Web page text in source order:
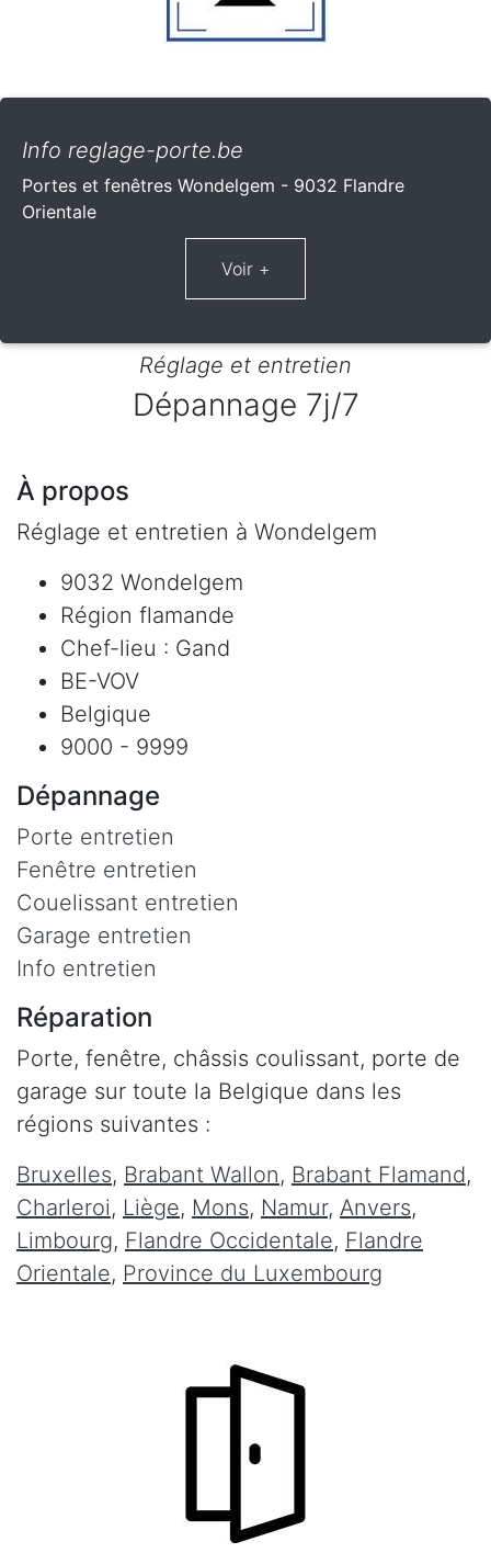
Info reglage-porte.be
Portes et fenêtres Wondelgem - 9032 Flandre
Orientale
Réglage et entretien
Dépannage 7j/7
À propos
Réglage et entretien à Wondelgem
9032 Wondelgem
Région flamande
Chef-lieu : Gand
BE-VOV
Belgique
9000 - 9999
Dépannage
Porte entretien
Fenêtre entretien
Couelissant entretien
Garage entretien
Info entretien
Réparation
Porte, fenêtre, châssis coulissant, porte de
garage sur toute la Belgique dans les
régions suivantes :
Bruxelles, Brabant Wallon, Brabant Flamand,
Charleroi, Liège, Mons, Namur, Anvers,
Limbourg, Flandre Occidentale, Flandre
Orientale, Province du Luxembourg